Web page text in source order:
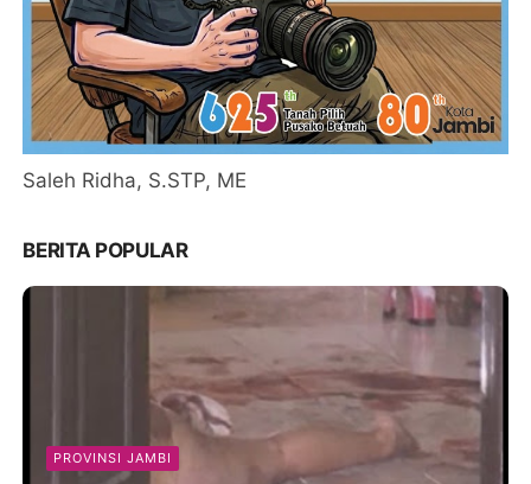
Saleh Ridha, S.STP, ME
BERITA POPULAR
PROVINSI JAMBI